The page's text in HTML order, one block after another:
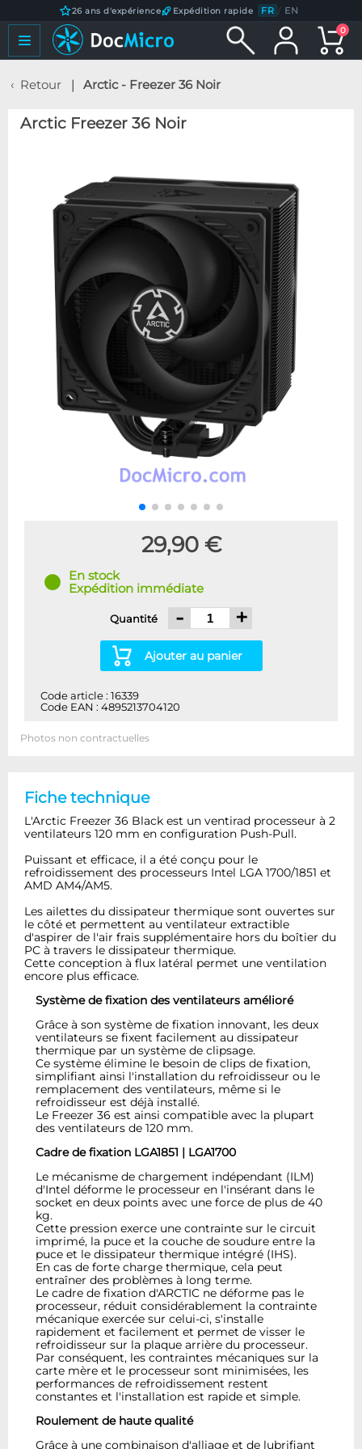
26 ans d'expérience Expédition rapide FR / EN
0
Retour Arctic - Freezer 36 Noir
Arctic Freezer 36 Noir
29,90 €
En stock
Expédition immédiate
Quantité - +
Ajouter au panier
Code article : 16339
Code EAN : 4895213704120
Photos non contractuelles
Fiche technique
L'Arctic Freezer 36 Black est un ventirad processeur à 2
ventilateurs 120 mm en configuration Push-Pull.
Puissant et efficace, il a été conçu pour le
refroidissement des processeurs Intel LGA 1700/1851 et
AMD AM4/AM5.
Les ailettes du dissipateur thermique sont ouvertes sur
le côté et permettent au ventilateur extractible
d'aspirer de l'air frais supplémentaire hors du boîtier du
PC à travers le dissipateur thermique.
Cette conception à flux latéral permet une ventilation
encore plus efficace.
Système de fixation des ventilateurs amélioré
Grâce à son système de fixation innovant, les deux
ventilateurs se fixent facilement au dissipateur
thermique par un système de clipsage.
Ce système élimine le besoin de clips de fixation,
simplifiant ainsi l'installation du refroidisseur ou le
remplacement des ventilateurs, même si le
refroidisseur est déjà installé.
Le Freezer 36 est ainsi compatible avec la plupart
des ventilateurs de 120 mm.
Cadre de fixation LGA1851 | LGA1700
Le mécanisme de chargement indépendant (ILM)
d'Intel déforme le processeur en l'insérant dans le
socket en deux points avec une force de plus de 40
kg.
Cette pression exerce une contrainte sur le circuit
imprimé, la puce et la couche de soudure entre la
puce et le dissipateur thermique intégré (IHS).
En cas de forte charge thermique, cela peut
entraîner des problèmes à long terme.
Le cadre de fixation d'ARCTIC ne déforme pas le
processeur, réduit considérablement la contrainte
mécanique exercée sur celui-ci, s'installe
rapidement et facilement et permet de visser le
refroidisseur sur la plaque arrière du processeur.
Par conséquent, les contraintes mécaniques sur la
carte mère et le processeur sont minimisées, les
performances de refroidissement restent
constantes et l'installation est rapide et simple.
Roulement de haute qualité
Grâce à une combinaison d'alliage et de lubrifiant